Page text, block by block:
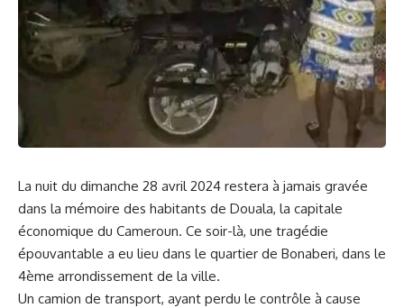
La⁤ nuit du dimanche 28 avril 2024 restera à jamais gravée
dans la mémoire des habitants de Douala, la capitale
économique du‍ Cameroun. Ce soir-là,⁣ une⁤ tragédie
⁢épouvantable⁢ a eu ‌lieu dans⁤ le⁣ quartier de Bonaberi, dans le
4ème arrondissement de la ville.
Un camion de transport, ayant perdu le contrôle à cause